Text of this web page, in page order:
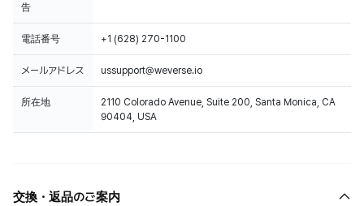
告
電話番号 +1 (628) 270-1100
メールアドレス ussupport@weverse.io
所在地
2110 Colorado Avenue, Suite 200, Santa Monica, CA
90404, USA
交換・返品のご案内